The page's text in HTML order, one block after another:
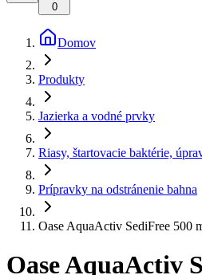
0
Domov
Produkty
Jazierka a vodné prvky
Riasy, štartovacie baktérie,
Prípravky na odstránenie bahna
Oase AquaActiv SediFree 500
Oase AquaActiv